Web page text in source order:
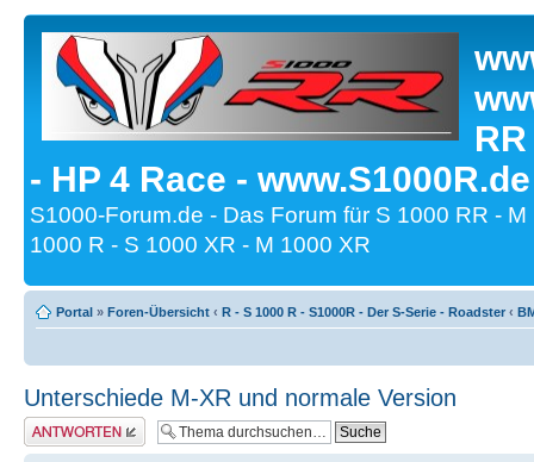
- HP 4 Race -
S1000-Forum.de - Das Forum für S 1000 RR -
1000 R - S 1000 XR - M 1000 XR
Portal » Foren-Übersicht ‹ R - S 1000 R - S1000R - Der S-Serie - Roadster ‹
Unterschiede M-XR und normale Version
Antwort erstellen